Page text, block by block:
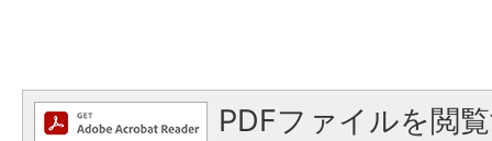
PDFファイルを閲